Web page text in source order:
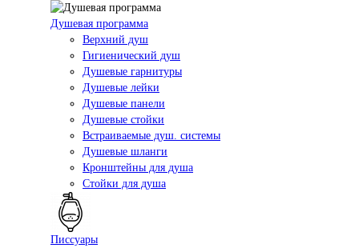
Душевая программа
Верхний душ
Гигиенический душ
Душевые гарнитуры
Душевые лейки
Душевые панели
Душевые стойки
Встраиваемые душ. системы
Душевые шланги
Кронштейны для душа
Стойки для душа
Писсуары